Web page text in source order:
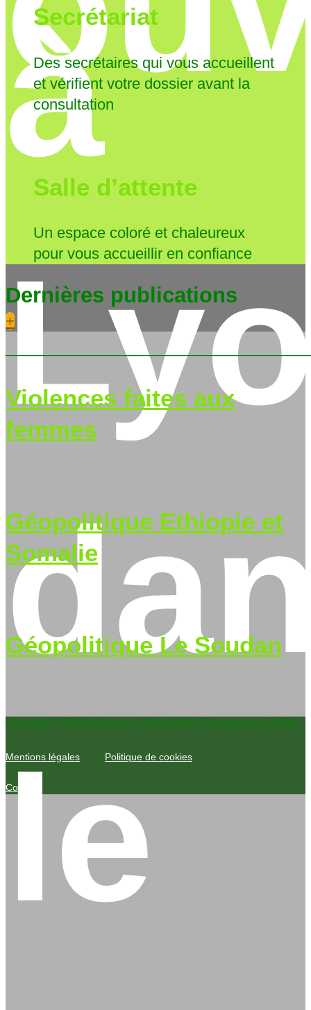
+
à
le
Secrétariat
Des secrétaires qui vous accueillent
et vérifient votre dossier avant la
consultation
Salle d’attente
Un espace coloré et chaleureux
pour vous accueillir en confiance
Dernières publications
Violences faites aux
femmes
Géopolitique Ethiopie et
Somalie
Géopolitique Le Soudan
Copyright © 2026 Médecine et Droit d'Asile | Développé par MéDA
Mentions légales Politique de cookies
Contact